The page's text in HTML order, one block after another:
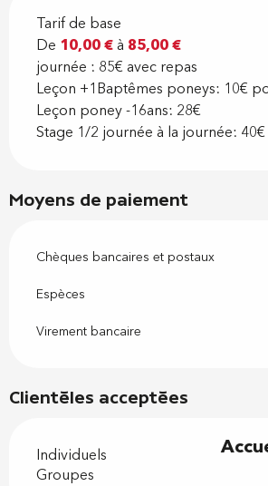
Tarif de base
De 10,00 €à 85,00 €
journée : 85€ avec repas
Leçon +1Baptêmes poneys: 10€
Leçon poney -16ans: 28€
Stage 1/2 journée à la journée: 40€
Moyens de paiement
Chèques bancaires et postaux
Espèces
Virement bancaire
Clientèles acceptées
Individuels
Groupes